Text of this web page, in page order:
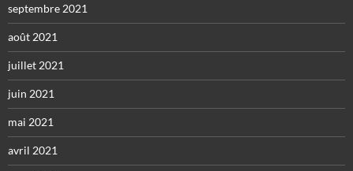
septembre 2021
août 2021
juillet 2021
juin 2021
mai 2021
avril 2021